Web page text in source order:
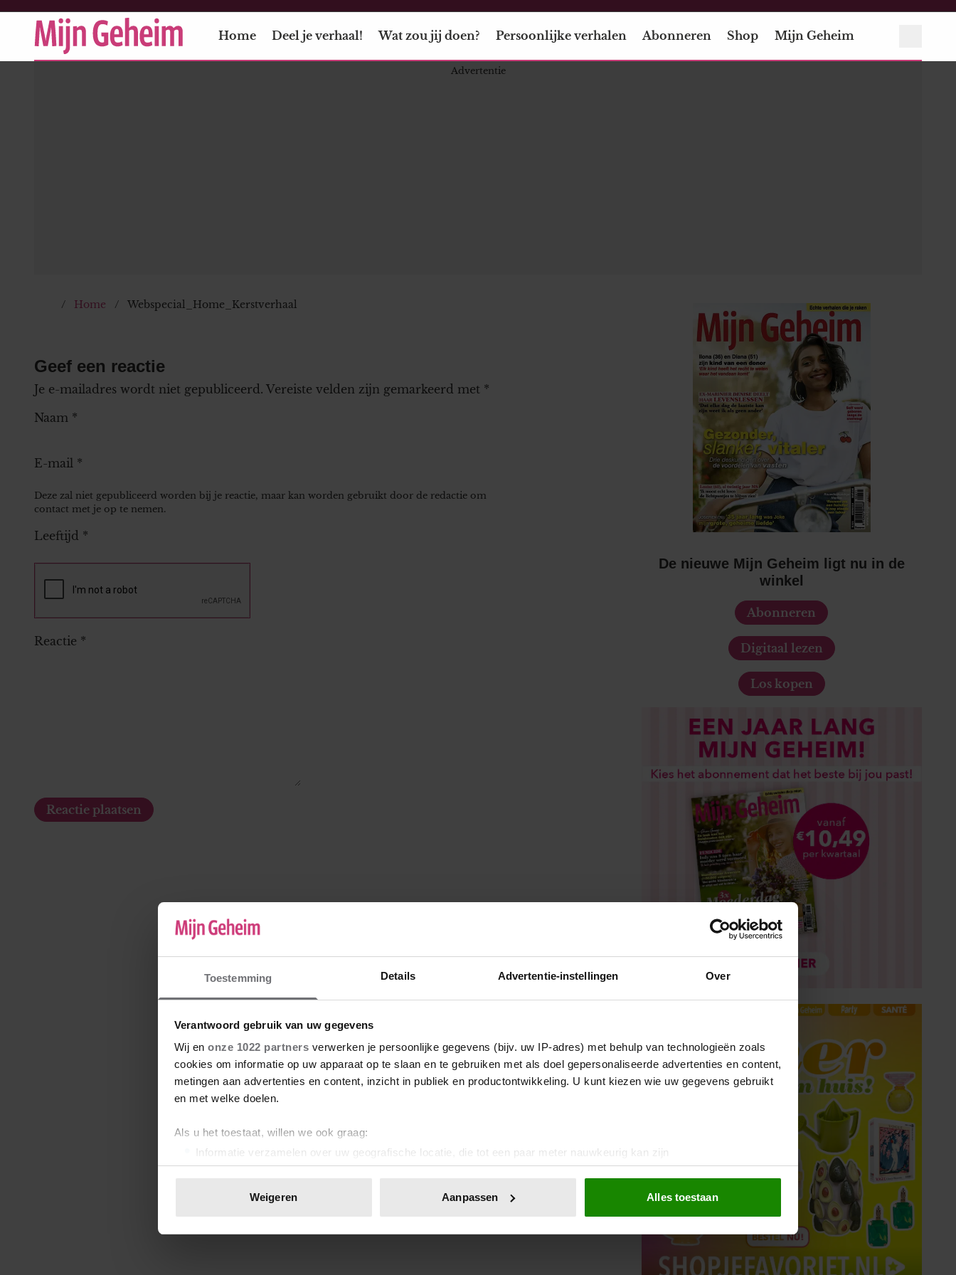
Toestemming Details Advertentie-instellingen Over
Verantwoord gebruik van uw gegevens
Wij en onze 1022 partners verwerken je persoonlijke gegevens (bijv. uw IP-adres) met behulp van technologieën zoals
cookies om informatie op uw apparaat op te slaan en te gebruiken met als doel gepersonaliseerde advertenties en content,
metingen aan advertenties en content, inzicht in publiek en productontwikkeling. U kunt kiezen wie uw gegevens gebruikt
en met welke doelen.
Als u het toestaat, willen we ook graag:
Informatie verzamelen over uw geografische locatie, die tot een paar meter nauwkeurig kan zijn
Uw apparaat identificeren door het actief te scannen op specifieke eigenschappen (fingerprinting)
toestemming op elk moment wijzigen of intrekken in de Cookieverklaring.
We gebruiken cookies om content en advertenties te personaliseren, om functies voor social media te bieden en om ons
websiteverkeer te analyseren. Ook delen we informatie over uw gebruik van onze site met onze partners voor social
Weigeren Aanpassen Alles toestaan
Home Deel je verhaal! Wat zou jij doen? Persoonlijke verhalen Abonneren Shop Mijn Geheim
Home Webspecial_Home_Kerstverhaal
Geef een reactie
Je e-mailadres wordt niet gepubliceerd. Vereiste velden zijn gemarkeerd met *
Naam *
E-mail *
Deze zal niet gepubliceerd worden bij je reactie, maar kan worden gebruikt door de redactie om
contact met je op te nemen.
Leeftijd *
Reactie *
De nieuwe Mijn Geheim ligt nu in de
winkel
Abonneren
Digitaal lezen
Los kopen